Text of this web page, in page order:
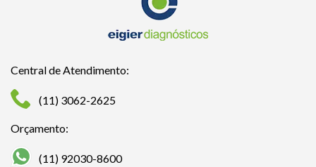
Central de Atendimento:
(11) 3062-2625
Orçamento:
(11) 92030-8600